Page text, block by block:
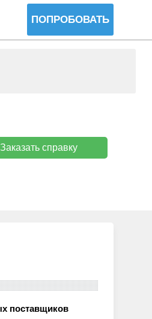
ПОПРОБОВАТЬ
Заказать справку
поставщиков